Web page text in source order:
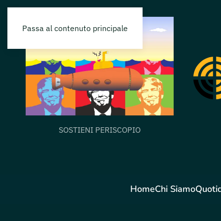
Passa al contenuto principale
SOSTIENI PERISCOPIO
HomeChi Siamo